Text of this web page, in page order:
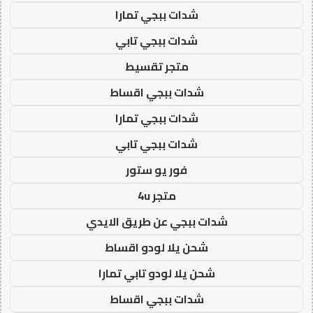
شدات ببجي تمارا
شدات ببجي تابي
متجر تقسيط
شدات ببجي اقساط
شدات ببجي تمارا
شدات ببجي تابي
فور يو ستور
متجر 4u
شدات ببجي عن طريق الايدي
شحن يلا لودو اقساط
شحن يلا لودو تابي تمارا
شدات ببجي اقساط